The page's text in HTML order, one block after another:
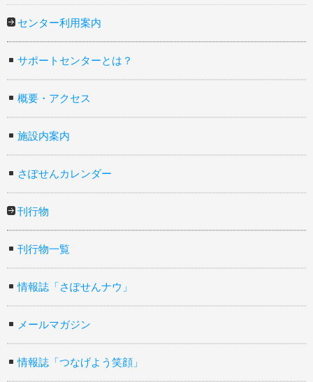
センター利用案内
サポートセンターとは？
概要・アクセス
施設内案内
さぽせんカレンダー
刊行物
刊行物一覧
情報誌「さぽせんナウ」
メールマガジン
情報誌「つなげよう笑顔」